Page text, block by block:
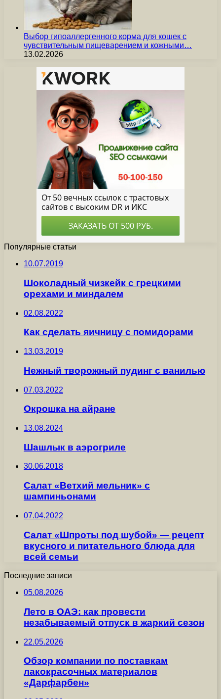
Выбор гипоаллергенного корма для кошек с
чувствительным пищеварением и кожными…
13.02.2026
Популярные статьи
10.07.2019
Шоколадный чизкейк с грецкими
орехами и миндалем
02.08.2022
Как сделать яичницу с помидорами
13.03.2019
Нежный творожный пудинг с ванилью
07.03.2022
Окрошка на айране
13.08.2024
Шашлык в аэрогриле
30.06.2018
Салат «Ветхий мельник» с
шампиньонами
07.04.2022
Салат «Шпроты под шубой» — рецепт
вкусного и питательного блюда для
всей семьи
Последние записи
05.08.2026
Лето в ОАЭ: как провести
незабываемый отпуск в жаркий сезон
22.05.2026
Обзор компании по поставкам
лакокрасочных материалов
«Дарфарбен»